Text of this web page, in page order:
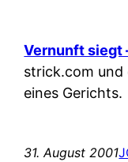
Vernunft siegt
strick.com und
eines Gerichts.
31. August 2001